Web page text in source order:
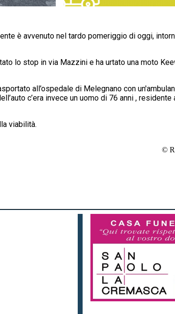
è avvenuto nel tardo pomeriggio di oggi,
lo stop in via Mazzini e ha urtato una moto
all’ospedale di Melegnano con
c’era invece un uomo di 76 anni , residente
viabilità.
©